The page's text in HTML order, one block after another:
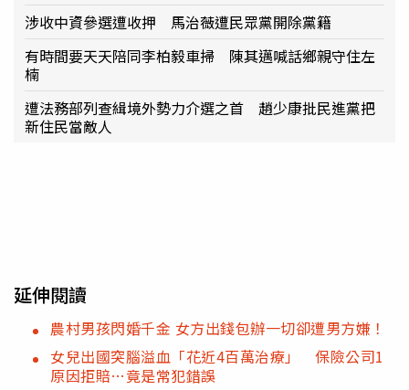
涉收中資參選遭收押 馬治薇遭民眾黨開除黨籍
有時間要天天陪同李柏毅車掃 陳其邁喊話鄉親守住左
楠
遭法務部列查緝境外勢力介選之首 趙少康批民進黨把
新住民當敵人
延伸閱讀
農村男孩閃婚千金 女方出錢包辦一切卻遭男方嫌！
女兒出國突腦溢血「花近4百萬治療」 保險公司1
原因拒賠…竟是常犯錯誤